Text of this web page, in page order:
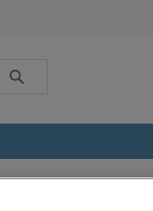
Szukaj